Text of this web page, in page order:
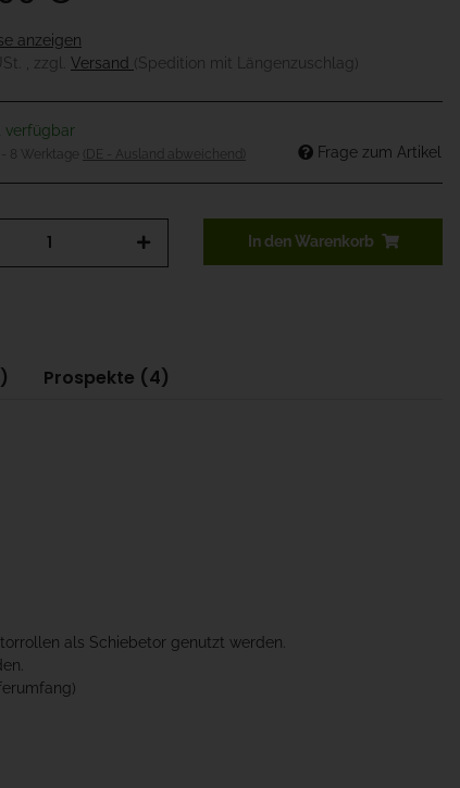
anzeigen
, zzgl. Versand (Spedition mit Längenzuschlag)
verfügbar
- 8 Werktage (DE - Ausland abweichend) Frage zum Artikel
In den Warenkorb
Prospekte (4)
als Schiebetor genutzt werden.